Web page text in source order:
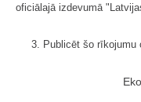
oficiālajā izdevumā
3. Publicēt šo rīkojumu